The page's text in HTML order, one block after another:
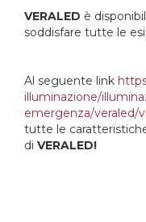
VERALED è
soddisfare tutte le
Al seguente link
illuminazione/
emergenza/veraled/
tutte le
di VERALED!